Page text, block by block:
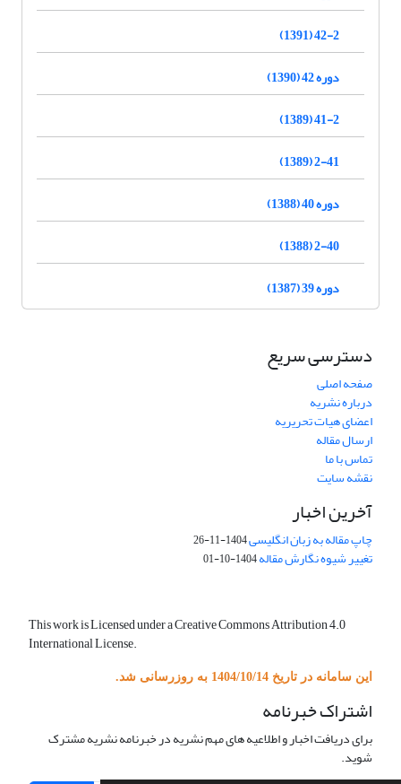
42-2 (1391)
دوره 42 (1390)
41-2 (1389)
2-41 (1389)
دوره 40 (1388)
2-40 (1388)
دوره 39 (1387)
دسترسی سریع
صفحه اصلی
درباره نشریه
اعضای هیات تحریریه
ارسال مقاله
تماس با ما
نقشه سایت
آخرین اخبار
چاپ مقاله به زبان انگلیسی1404-11-26
تغییر شیوه نگارش مقاله1404-10-01
This work is Licensed under a Creative Commons Attribution 4.0
International License.
این سامانه در تاریخ 1404/10/14 به روزرسانی شد.
اشتراک خبرنامه
برای دریافت اخبار و اطلاعیه های مهم نشریه در خبرنامه نشریه مشترک
شوید.